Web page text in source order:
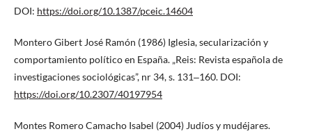
DOI: https://doi.org/10.1387/pceic.14604
Montero Gibert José Ramón (1986) Iglesia, secularización y
comportamiento político en España. „Reis: Revista española de
investigaciones sociológicas”, nr 34, s. 131‒160. DOI:
https://doi.org/10.2307/40197954
Montes Romero Camacho Isabel (2004) Judíos y mudéjares.